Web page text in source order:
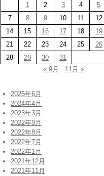
1
2 3 4 5
7
8 9 10 11 12
14
15 16 17 18 19
21
22 23 24 25 26
28
29 30
31
« 9月
11月 »
2025年6月
2024年4月
2023年3月
2022年9月
2022年8月
2022年7月
2022年1月
2021年12月
2021年11月